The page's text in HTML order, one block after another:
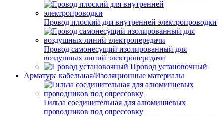
Провод плоский для внутренней электропроводки
Провод самонесущий изолированный для
воздушных линий электропередачи
Провод установочный
Арматура кабельная/Изоляционные материалы
Гильза соединительная для алюминиевых
проводников под опрессовку